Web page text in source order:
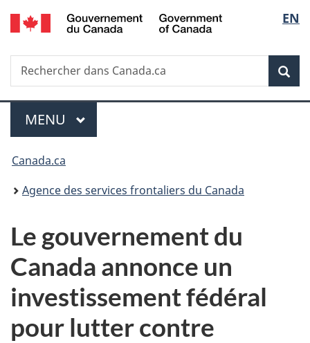
Passer
au
principal
Passer
à
Au
du
Passer
à
version
simplifiée
de
la
EN
Recherche
Rechercher
dans
Menu
MENU PRINCIPAL
Vous
êtes
Canada.ca
Agence des services frontaliers du Canada
Le gouvernement du
Canada annonce un
investissement fédéral
pour lutter contre